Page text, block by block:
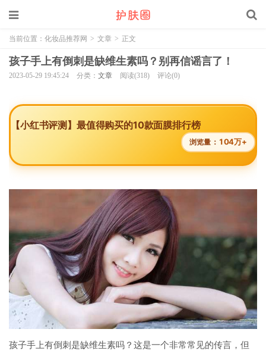
当前位置： 化妆品推荐网 > 文章 > 正文
孩子手上有倒刺是缺维生素吗？别再信谣言了！
2023-05-29 19:45:24 分类： 文章 阅读(318) 评论(0)
【小红书评测】最值得购买的10款面膜排行榜
浏览量： 104万+
孩子手上有倒刺是缺维生素吗？这是一个非常常见的传言，但